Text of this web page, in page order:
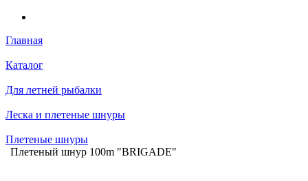
Главная
Каталог
Для летней рыбалки
Леска и плетеные шнуры
Плетеные шнуры
Плетеный шнур 100m "BRIGADE"